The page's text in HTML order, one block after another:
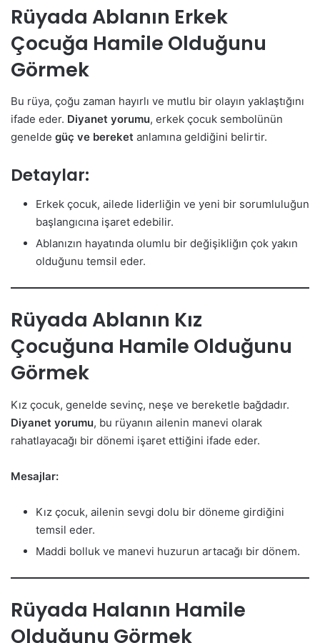
Rüyada Ablanın Erkek
Çocuğa Hamile Olduğunu
Görmek
Bu rüya, çoğu zaman hayırlı ve mutlu bir olayın yaklaştığını
ifade eder. Diyanet yorumu, erkek çocuk sembolünün
genelde güç ve bereket anlamına geldiğini belirtir.
Detaylar:
Erkek çocuk, ailede liderliğin ve yeni bir sorumluluğun
başlangıcına işaret edebilir.
Ablanızın hayatında olumlu bir değişikliğın çok yakın
olduğunu temsil eder.
Rüyada Ablanın Kız
Çocuğuna Hamile Olduğunu
Görmek
Kız çocuk, genelde sevinç, neşe ve bereketle bağdadır.
Diyanet yorumu, bu rüyanın ailenin manevi olarak
rahatlayacağı bir dönemi işaret ettiğini ifade eder.
Mesajlar:
Kız çocuk, ailenin sevgi dolu bir döneme girdiğini
temsil eder.
Maddi bolluk ve manevi huzurun artacağı bir dönem.
Rüyada Halanın Hamile
Olduğunu Görmek